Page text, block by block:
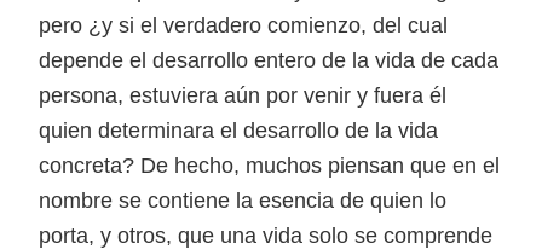
pero ¿y si el verdadero comienzo, del cual
depende el desarrollo entero de la vida de cada
persona, estuviera aún por venir y fuera él
quien determinara el desarrollo de la vida
concreta? De hecho, muchos piensan que en el
nombre se contiene la esencia de quien lo
porta, y otros, que una vida solo se comprende